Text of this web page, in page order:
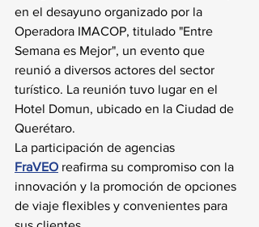
en el desayuno organizado por la
Operadora IMACOP, titulado "Entre
Semana es Mejor", un evento que
reunió a diversos actores del sector
turístico. La reunión tuvo lugar en el
Hotel Domun, ubicado en la Ciudad de
Querétaro.
La participación de agencias
FraVEO reafirma su compromiso con la
innovación y la promoción de opciones
de viaje flexibles y convenientes para